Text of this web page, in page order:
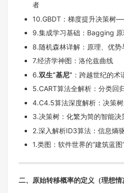
者
10.GBDT：梯度提升决策树
9.集成学习基础：Bagging
8.随机森林详解：原理、优势
7.经济学神图：洛伦兹曲线
6.双生“基尼” ：跨越世纪的
5.CART算法全解析：分类回
4.C4.5算法深度解析：决策
3.决策树：化繁为简的智能决
2.深入解析ID3算法：信息熵
1.类图：软件世界的“建筑蓝图
二、原始转移概率的定义（理想情